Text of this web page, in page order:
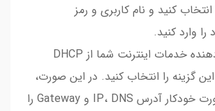
انتخاب کنید و نام کاربری و رمز
DHCP: اگر ارائه‌دهنده خدمات اینترنت شما از DHCP
گزینه را انتخاب کنید. در این صورت،
میکروتیک به صورت خودکار آدرس IP، DNS و Gateway را